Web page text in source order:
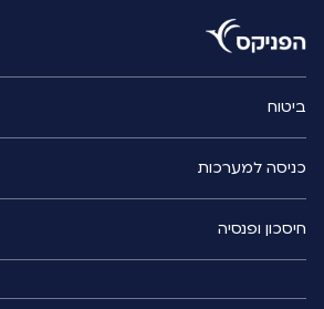
ביטוח
כניסה למערכות
חיסכון ופנסיה